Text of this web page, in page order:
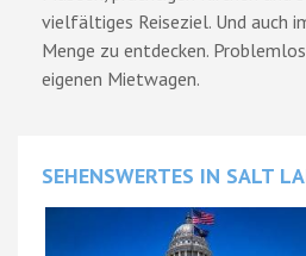
vielfältiges Reiseziel. Und auch
Menge zu entdecken.
eigenen Mietwagen.
SEHENSWERTES IN SALT